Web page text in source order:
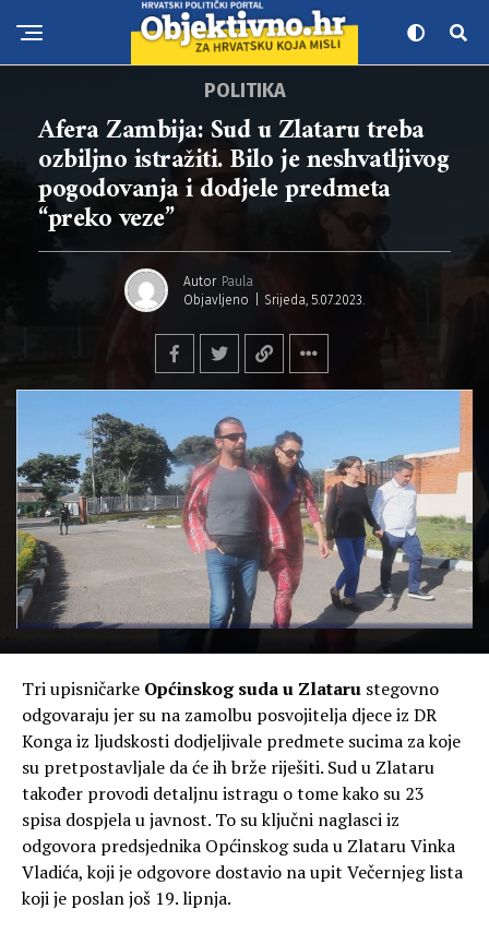
POLITIKA
Afera Zambija: Sud u Zlataru treba
ozbiljno istražiti. Bilo je neshvatljivog
pogodovanja i dodjele predmeta
“preko veze”
Autor Paula
Objavljeno
Srijeda, 5.07.2023.
Tri upisničarke Općinskog suda u Zlataru stegovno
odgovaraju jer su na zamolbu posvojitelja djece iz DR
Konga iz ljudskosti dodjeljivale predmete sucima za koje
su pretpostavljale da će ih brže riješiti. Sud u Zlataru
također provodi detaljnu istragu o tome kako su 23
spisa dospjela u javnost. To su ključni naglasci iz
odgovora predsjednika Općinskog suda u Zlataru Vinka
Vladića, koji je odgovore dostavio na upit Večernjeg lista
koji je poslan još 19. lipnja.